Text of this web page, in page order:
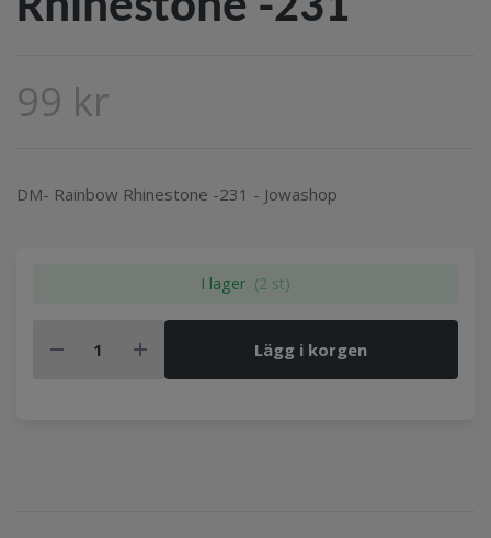
99 kr
DM- Rainbow Rhinestone -231 - Jowashop
I lager (2 st)
Lägg i korgen